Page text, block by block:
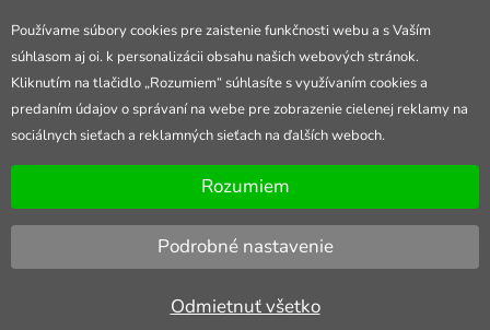
Predajňa v Ostrave
28. října 250, Ostrava
Otevřeno Po-Pia: 10-18h
Používame súbory cookies pre zaistenie funkčnosti webu a s Vaším
súhlasom aj oi. k personalizácii obsahu našich webových stránok.
Kliknutím na tlačidlo „Rozumiem“ súhlasíte s využívaním cookies a
predaním údajov o správaní na webe pre zobrazenie cielenej reklamy na
sociálnych sieťach a reklamných sieťach na ďalších weboch.
Rozumiem
Podrobné nastavenie
Odmietnuť všetko